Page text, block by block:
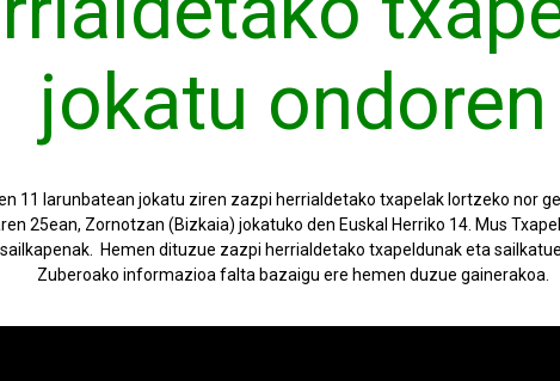
jokatu ondoren
11 larunbatean jokatu ziren zazpi herrialdetako txapelak lortzeko nor
25ean, Zornotzan (Bizkaia) jokatuko den Euskal Herriko 14. Mus
Hemen dituzue zazpi herrialdetako txapeldunak eta
Zuberoako informazioa falta bazaigu ere hemen duzue gainerakoa.